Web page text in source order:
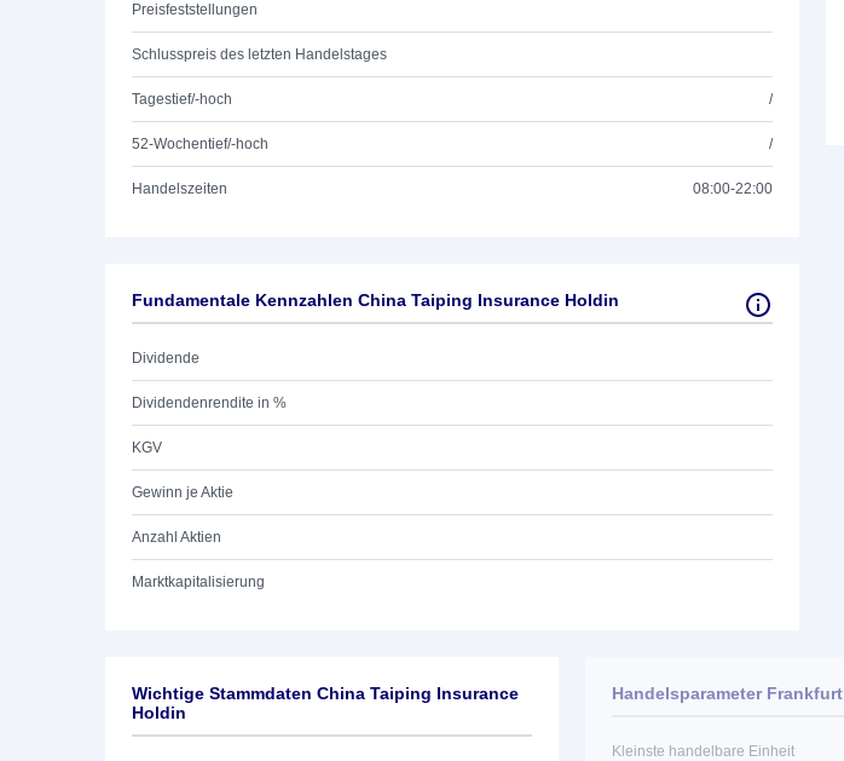
Preisfeststellungen
Schlusspreis des letzten Handelstages
Tagestief/-hoch /
52-Wochentief/-hoch /
Handelszeiten 08:00-22:00
Fundamentale Kennzahlen China Taiping Insurance Holdin
Dividende
Dividendenrendite in %
KGV
Gewinn je Aktie
Anzahl Aktien
Marktkapitalisierung
Wichtige Stammdaten China Taiping Insurance
Holdin
Handelsparameter Frankfurt
Kleinste handelbare Einheit